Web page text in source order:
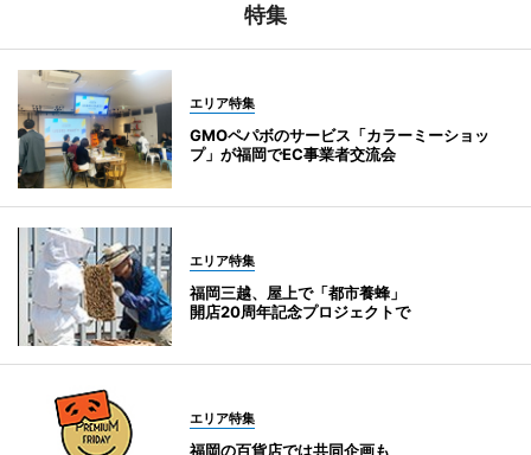
特集
エリア特集
GMOペパボのサービス「カラーミーショッ
プ」が福岡でEC事業者交流会
エリア特集
福岡三越、屋上で「都市養蜂」
開店20周年記念プロジェクトで
エリア特集
福岡の百貨店では共同企画も